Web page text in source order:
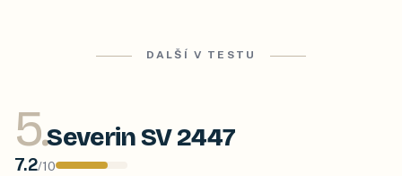
DALŠÍ V TESTU
5.Severin SV 2447
7.2/10